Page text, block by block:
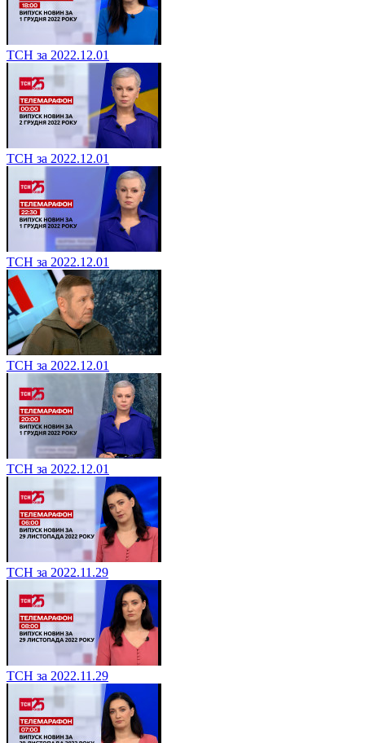
ТСН за 2022.12.01
ТСН за 2022.12.01
ТСН за 2022.12.01
ТСН за 2022.12.01
ТСН за 2022.12.01
ТСН за 2022.11.29
ТСН за 2022.11.29